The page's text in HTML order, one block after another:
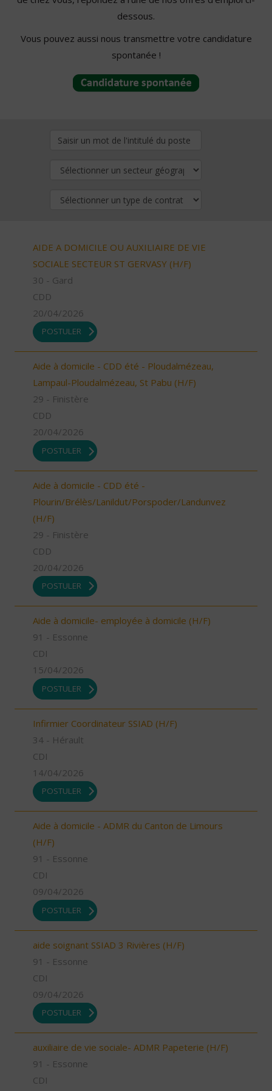
dessous.
Vous pouvez aussi nous transmettre votre candidature
spontanée !
AIDE A DOMICILE OU AUXILIAIRE DE VIE
SOCIALE SECTEUR ST GERVASY (H/F)
30 - Gard
CDD
20/04/2026
POSTULER
Aide à domicile - CDD été - Ploudalmézeau,
Lampaul-Ploudalmézeau, St Pabu (H/F)
29 - Finistère
CDD
20/04/2026
POSTULER
Aide à domicile - CDD été -
Plourin/Brélès/Lanildut/Porspoder/Landunvez
(H/F)
29 - Finistère
CDD
20/04/2026
POSTULER
Aide à domicile- employée à domicile (H/F)
91 - Essonne
CDI
15/04/2026
POSTULER
Infirmier Coordinateur SSIAD (H/F)
34 - Hérault
CDI
14/04/2026
POSTULER
Aide à domicile - ADMR du Canton de Limours
(H/F)
91 - Essonne
CDI
09/04/2026
POSTULER
aide soignant SSIAD 3 Rivières (H/F)
91 - Essonne
CDI
09/04/2026
POSTULER
auxiliaire de vie sociale- ADMR Papeterie (H/F)
91 - Essonne
CDI